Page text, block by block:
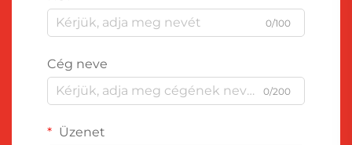
0/100
Cég neve
0/200
Üzenet